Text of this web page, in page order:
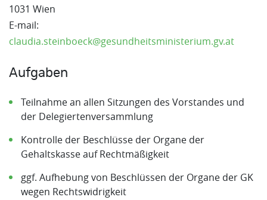
1031 Wien
E-mail:
claudia.steinboeck@gesundheitsministerium.gv.at
Aufgaben
Teilnahme an allen Sitzungen des Vorstandes und
der Delegiertenversammlung
Kontrolle der Beschlüsse der Organe der
Gehaltskasse auf Rechtmäßigkeit
ggf. Aufhebung von Beschlüssen der Organe der GK
wegen Rechtswidrigkeit